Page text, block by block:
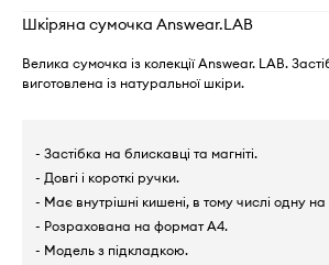
Шкіряна сумочка Answear.LAB
Велика сумочка із колекції Answear. LAB.
виготовлена із натуральної шкіри.
- Застібка на блискавці та магніті.
- Довгі і короткі ручки.
- Має внутрішні кишені, в тому числі одну на
- Розрахована на формат А4.
- Модель з підкладкою.